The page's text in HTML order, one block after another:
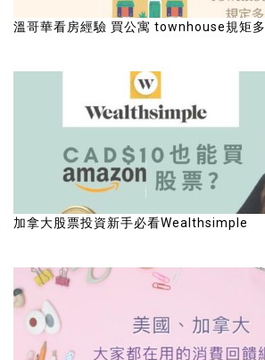
溫哥華看房經驗 買公寓 townhouse規矩多
加拿大股票投資新手必看Wealthsimple